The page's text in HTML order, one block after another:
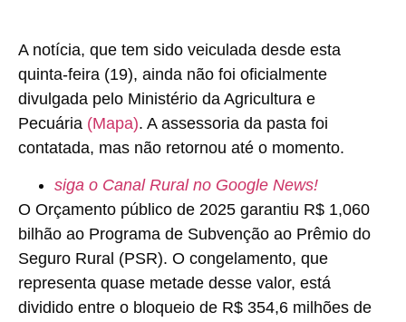
A notícia, que tem sido veiculada desde esta
quinta-feira (19), ainda não foi oficialmente
divulgada pelo Ministério da Agricultura e
Pecuária (Mapa). A assessoria da pasta foi
contatada, mas não retornou até o momento.
siga o Canal Rural no Google News!
O Orçamento público de 2025 garantiu R$ 1,060
bilhão ao Programa de Subvenção ao Prêmio do
Seguro Rural (PSR). O congelamento, que
representa quase metade desse valor, está
dividido entre o bloqueio de R$ 354,6 milhões de